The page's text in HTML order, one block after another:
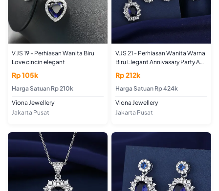
V.JS 19 - Perhiasan Wanita Biru
Love cincin elegant
Rp 105k
Harga Satuan Rp 210k
Viona Jewellery
Jakarta Pusat
V.JS 21 - Perhiasan Wanita Warna
Biru Elegant Annivasary Party Ada
Kalung, Cincin Dan Anting
Rp 212k
Harga Satuan Rp 424k
Viona Jewellery
Jakarta Pusat